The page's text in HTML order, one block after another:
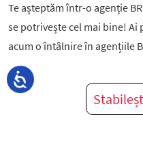
Te așteptăm într-o agenție
se potrivește cel mai bine!
acum o întâlnire în agențiile